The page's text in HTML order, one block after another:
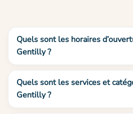
Quels sont les horaires
Gentilly ?
Quels sont les services et
Gentilly ?